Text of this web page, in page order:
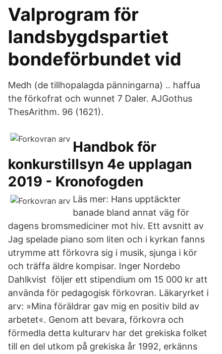
Valprogram för
landsbygdspartiet
bondeförbundet vid
Medh (de tillhopalagda pänningarna) .. haffua
the förkofrat och wunnet 7 Daler. AJGothus
ThesArithm. 96 (1621).
Handbok för
konkurstillsyn 4e upplagan
2019 - Kronofogden
Läs mer: Hans upptäckter
banade bland annat väg för
dagens bromsmediciner mot hiv. Ett avsnitt av
Jag spelade piano som liten och i kyrkan fanns
utrymme att förkovra sig i musik, sjunga i kör
och träffa äldre kompisar. Inger Nordebo
Dahlkvist följer ett stipendium om 15 000 kr att
använda för pedagogisk förkovran. Läkaryrket i
arv: »Mina föräldrar gav mig en positiv bild av
arbetet«. Genom att bevara, förkovra och
förmedla detta kulturarv har det grekiska folket
till en del utkom på grekiska år 1992, erkänns